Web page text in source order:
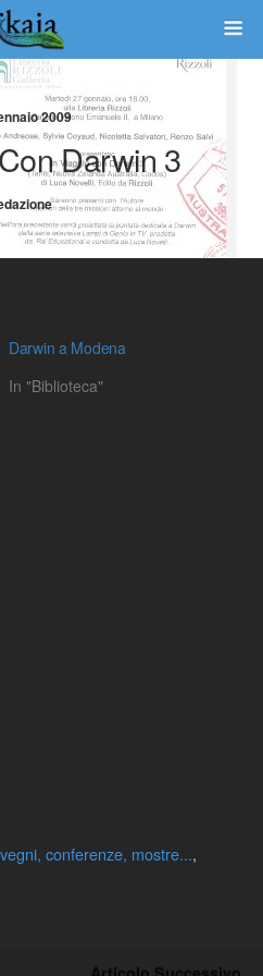
2009
Darwin 3
Darwin a Modena
In "Biblioteca"
conferenze, mostre...,